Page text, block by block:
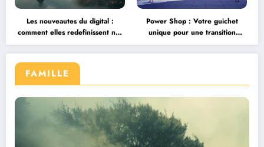
Les nouveautes du digital :
comment elles redefinissent nos
interactions
Power Shop : Votre guichet
unique pour une transition
energetique reussie
FAMILLE